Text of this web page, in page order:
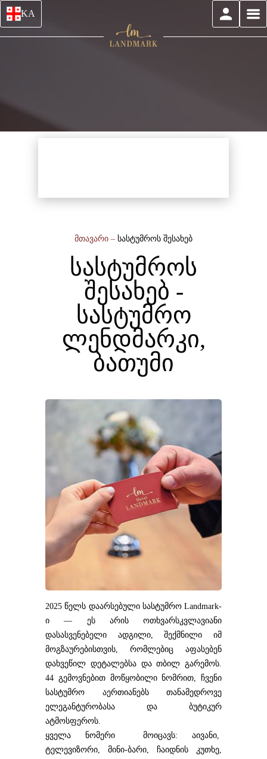
KA
მთავარი – სასტუმროს შესახებ
სასტუმროს
შესახებ -
სასტუმრო
ლენდმარკი,
ბათუმი
2025 წელს დაარსებული სასტუმრო Landmark-
ი — ეს არის ოთხვარსკვლავიანი
დასასვენებელი ადგილი, შექმნილი იმ
მოგზაურებისთვის, რომლებიც აფასებენ
დახვეწილ დეტალებსა და თბილ გარემოს.
44 გემოვნებით მოწყობილი ნომრით, ჩვენი
სასტუმრო აერთიანებს თანამედროვე
ელეგანტურობასა და ბუტიკურ
ატმოსფეროს.
ყველა ნომერი მოიცავს: აივანი,
ტელევიზორი, მინი-ბარი, ჩაიდნის კუთხე,